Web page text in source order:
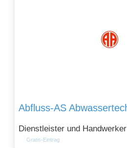
Dienstleister und Handwerker
Gratis-Eintrag